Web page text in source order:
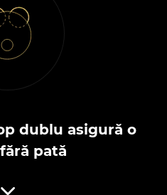
dublu asigură o
pată